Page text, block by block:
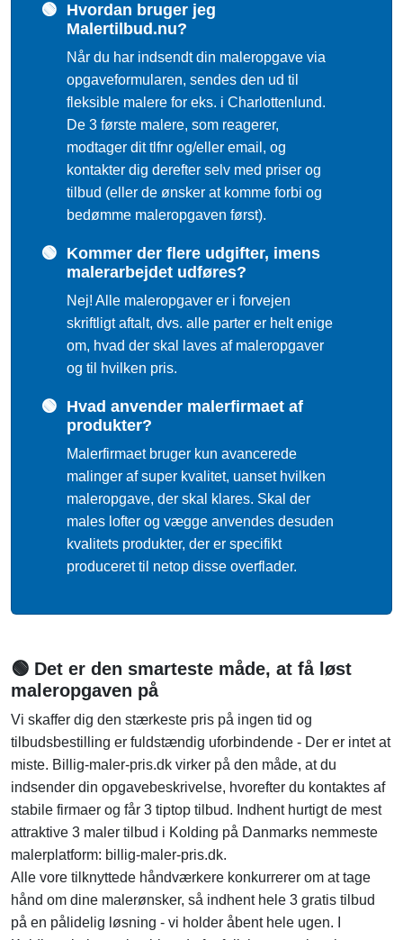
🟢 Hvordan bruger jeg
Malertilbud.nu?
Når du har indsendt din maleropgave via
opgaveformularen, sendes den ud til
fleksible malere for eks. i Charlottenlund.
De 3 første malere, som reagerer,
modtager dit tlfnr og/eller email, og
kontakter dig derefter selv med priser og
tilbud (eller de ønsker at komme forbi og
bedømme maleropgaven først).
🟢 Kommer der flere udgifter, imens
malerarbejdet udføres?
Nej! Alle maleropgaver er i forvejen
skriftligt aftalt, dvs. alle parter er helt enige
om, hvad der skal laves af maleropgaver
og til hvilken pris.
🟢 Hvad anvender malerfirmaet af
produkter?
Malerfirmaet bruger kun avancerede
malinger af super kvalitet, uanset hvilken
maleropgave, der skal klares. Skal der
males lofter og vægge anvendes desuden
kvalitets produkter, der er specifikt
produceret til netop disse overflader.
🟢 Det er den smarteste måde, at få løst
maleropgaven på
Vi skaffer dig den stærkeste pris på ingen tid og
tilbudsbestilling er fuldstændig uforbindende - Der er intet at
miste. Billig-maler-pris.dk virker på den måde, at du
indsender din opgavebeskrivelse, hvorefter du kontaktes af
stabile firmaer og får 3 tiptop tilbud. Indhent hurtigt de mest
attraktive 3 maler tilbud i Kolding på Danmarks nemmeste
malerplatform: billig-maler-pris.dk.
Alle vore tilknyttede håndværkere konkurrerer om at tage
hånd om dine malerønsker, så indhent hele 3 gratis tilbud
på en pålidelig løsning - vi holder åbent hele ugen. I